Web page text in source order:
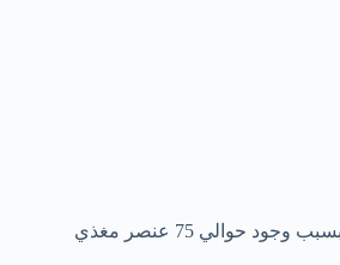
ترجع فوائد الصبار للشعر بسبب وجود حوالي 75 عنصر مغذي